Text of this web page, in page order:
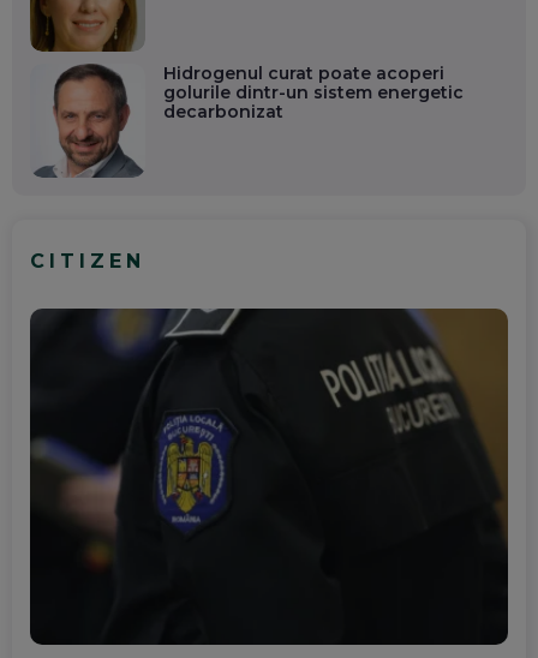
Hidrogenul curat poate acoperi
golurile dintr-un sistem energetic
decarbonizat
CITIZEN